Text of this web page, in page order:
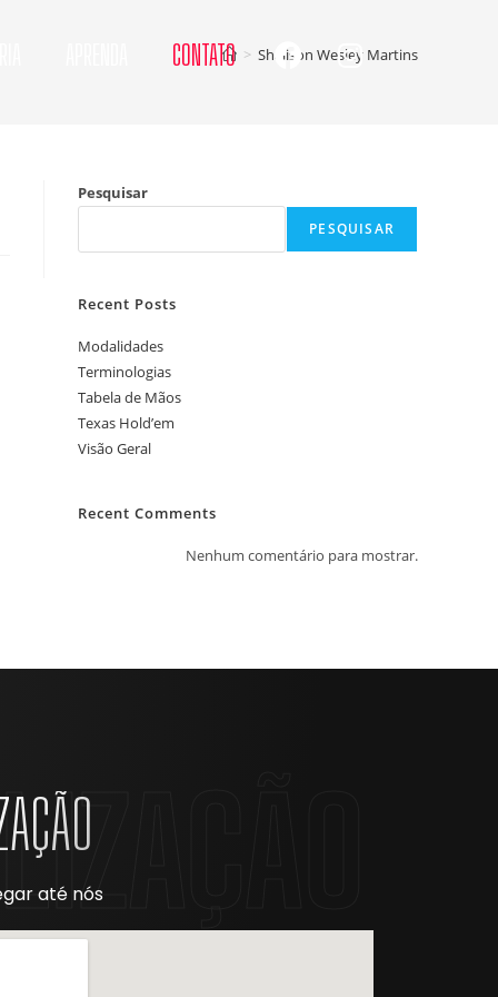
CONTATO > Shalison Wesley Martins
Pesquisar
PESQUISAR
Recent Posts
Modalidades
Terminologias
Tabela de Mãos
Texas Hold’em
Visão Geral
Recent Comments
Nenhum comentário para mostrar.
até nós